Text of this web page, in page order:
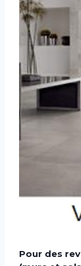
Pour des